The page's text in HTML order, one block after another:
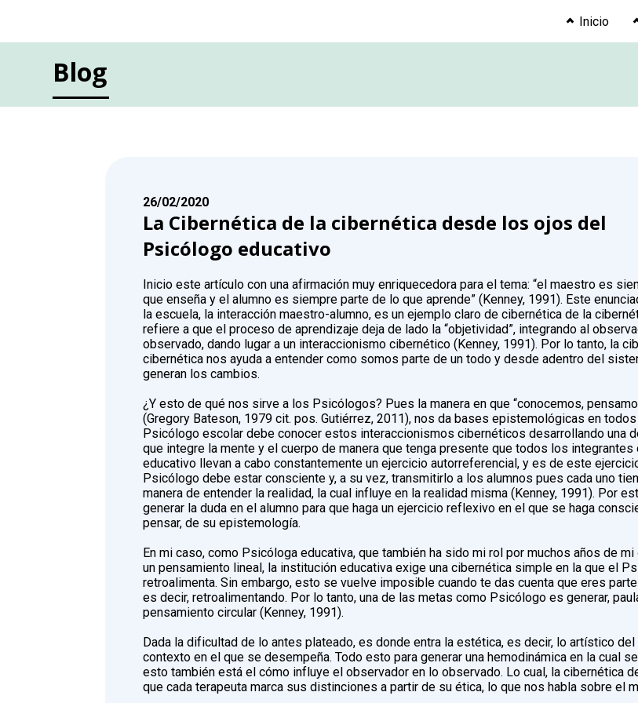
Inicio
Blog
26/02/2020
La Cibernética de la cibernética desde los ojos del
Psicólogo educativo
Inicio este artículo con una afirmación muy enriquecedora para el tema: “el maestro es
que enseña y el alumno es siempre parte de lo que aprende” (Kenney, 1991). Este
la escuela, la interacción maestro-alumno, es un ejemplo claro de cibernética de la
refiere a que el proceso de aprendizaje deja de lado la “objetividad”, integrando al
observado, dando lugar a un interaccionismo cibernético (Kenney, 1991). Por lo tanto, la
cibernética nos ayuda a entender como somos parte de un todo y desde adentro del
generan los cambios.
¿Y esto de qué nos sirve a los Psicólogos? Pues la manera en que “conocemos,
(Gregory Bateson, 1979 cit. pos. Gutiérrez, 2011), nos da bases epistemológicas en
Psicólogo escolar debe conocer estos interaccionismos cibernéticos desarrollando una
que integre la mente y el cuerpo de manera que tenga presente que todos los integrantes
educativo llevan a cabo constantemente un ejercicio autorreferencial, y es de este
Psicólogo debe estar consciente y, a su vez, transmitirlo a los alumnos pues cada uno
manera de entender la realidad, la cual influye en la realidad misma (Kenney, 1991). Por
generar la duda en el alumno para que haga un ejercicio reflexivo en el que se haga
pensar, de su epistemología.
En mi caso, como Psicóloga educativa, que también ha sido mi rol por muchos años de
un pensamiento lineal, la institución educativa exige una cibernética simple en la que el
retroalimenta. Sin embargo, esto se vuelve imposible cuando te das cuenta que eres
es decir, retroalimentando. Por lo tanto, una de las metas como Psicólogo es generar,
pensamiento circular (Kenney, 1991).
Dada la dificultad de lo antes plateado, es donde entra la estética, es decir, lo artístico
contexto en el que se desempeña. Todo esto para generar una hemodinámica en la cual
esto también está el cómo influye el observador en lo observado. Lo cual, la cibernética
que cada terapeuta marca sus distinciones a partir de su ética, lo que nos habla sobre el